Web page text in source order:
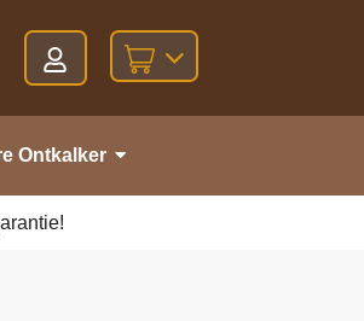
Ontkalker